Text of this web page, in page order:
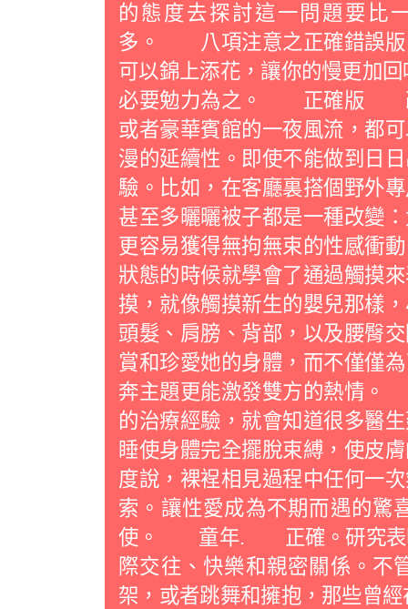
的態度去探討這一問題要比
多。 八項注意之正確錯誤
可以錦上添花，讓你的慢更加
必要勉力為之。 正確版
或者豪華賓館的一夜風流，都
漫的延續性。即使不能做到日
驗。比如，在客廳裏搭個野外
甚至多曬曬被子都是一種改變
更容易獲得無拘無束的性感
狀態的時候就學會了通過觸摸
摸，就像觸摸新生的嬰兒那樣
頭髮、肩膀、背部，以及腰臀
賞和珍愛她的身體，而不僅僅
奔主題更能激發雙方的熱情
的治療經驗，就會知道很多醫
睡使身體完全擺脫束縛，使皮
度說，裸裎相見過程中任何一
索。讓性愛成為不期而遇的驚
使。 童年. 正確。研究表明
際交往、快樂和親密關係。不
架，或者跳舞和擁抱，那些曾